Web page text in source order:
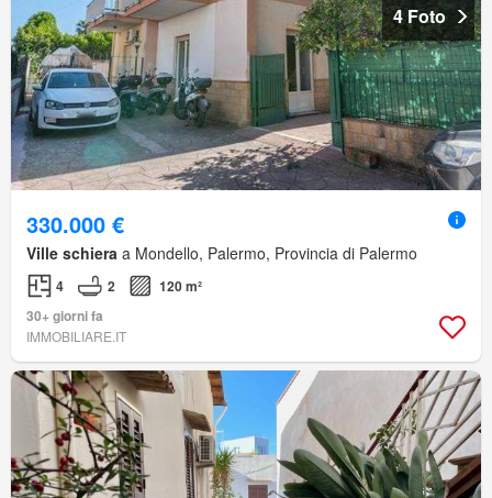
4 Foto
330.000 €
Ville schiera a Mondello, Palermo, Provincia di Palermo
4 2
120 m²
30+ giorni fa
IMMOBILIARE.IT